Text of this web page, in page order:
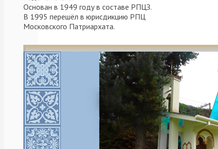
Основан в 1949 году в составе РПЦЗ.
В 1995 перешёл в юрисдикцию РПЦ
Московского Патриархата.
всенощное
бдение
в
Читать
далее
06.12.2020 Архерей,
Праздники
Литургия